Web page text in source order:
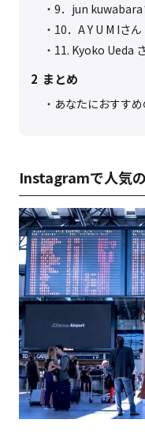
9．jun kuwabara
10．A Y U M Iさ
11. Kyoko Ueda
2 まとめ
あなたにおすす
Instagramで人気